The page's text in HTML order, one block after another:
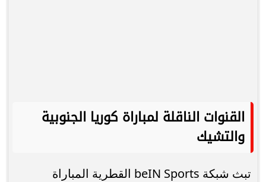
القنوات الناقلة لمباراة كوريا الجنوبية
والتشيك
تبث شبكة beIN Sports القطرية المباراة